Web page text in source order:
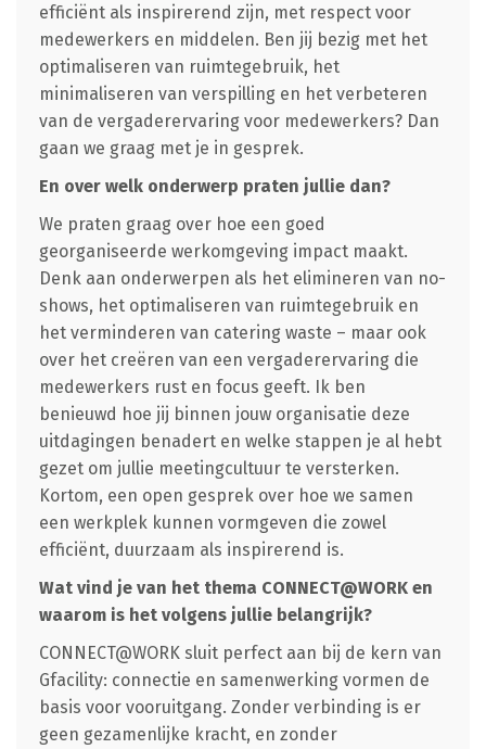
efficiënt als inspirerend zijn, met respect voor
medewerkers en middelen. Ben jij bezig met het
optimaliseren van ruimtegebruik, het
minimaliseren van verspilling en het verbeteren
van de vergaderervaring voor medewerkers? Dan
gaan we graag met je in gesprek.
En over welk onderwerp praten jullie dan?
We praten graag over hoe een goed
georganiseerde werkomgeving impact maakt.
Denk aan onderwerpen als het elimineren van no-
shows, het optimaliseren van ruimtegebruik en
het verminderen van catering waste – maar ook
over het creëren van een vergaderervaring die
medewerkers rust en focus geeft. Ik ben
benieuwd hoe jij binnen jouw organisatie deze
uitdagingen benadert en welke stappen je al hebt
gezet om jullie meetingcultuur te versterken.
Kortom, een open gesprek over hoe we samen
een werkplek kunnen vormgeven die zowel
efficiënt, duurzaam als inspirerend is.
Wat vind je van het thema CONNECT@WORK en
waarom is het volgens jullie belangrijk?
CONNECT@WORK sluit perfect aan bij de kern van
Gfacility: connectie en samenwerking vormen de
basis voor vooruitgang. Zonder verbinding is er
geen gezamenlijke kracht, en zonder